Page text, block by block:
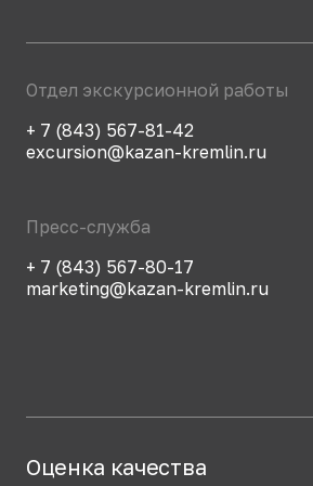
Отдел экскурсионной работы
+ 7 (843) 567-81-42
excursion@kazan-kremlin.ru
Пресс-служба
+ 7 (843) 567-80-17
marketing@kazan-kremlin.ru
Оценка качества